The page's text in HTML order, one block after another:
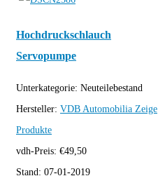
Hochdruckschlauch
Servopumpe
Unterkategorie: Neuteilebestand
Hersteller: VDB Automobilia Zeige
Produkte
vdh-Preis: €49,50
Stand: 07-01-2019